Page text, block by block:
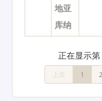
地亚
库纳
正在显示
上页 1 2